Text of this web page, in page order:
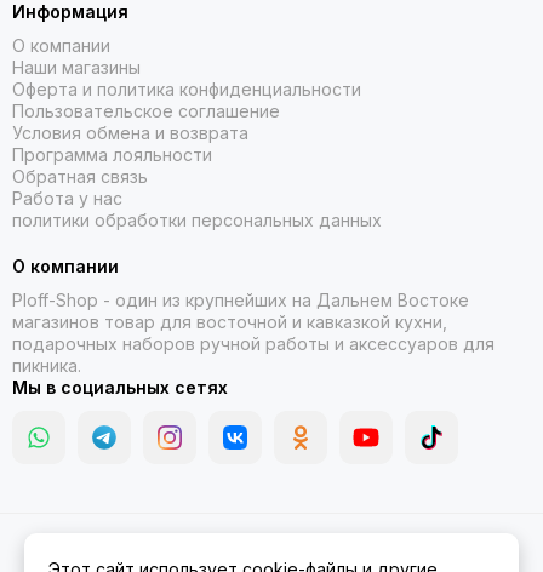
Информация
О компании
Наши магазины
Оферта и политика конфиденциальности
Пользовательское соглашение
Условия обмена и возврата
Программа лояльности
Обратная связь
Работа у нас
политики обработки персональных данных
О компании
Ploff-Shop - один из крупнейших на Дальнем Востоке
магазинов товар для восточной и кавказкой кухни,
подарочных наборов ручной работы и аксессуаров для
пикника.
Мы в социальных сетях